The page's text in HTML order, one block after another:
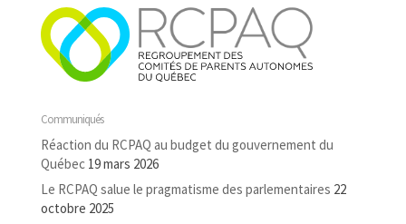
Communiqués
Réaction du RCPAQ au budget du gouvernement du
Québec 19 mars 2026
Le RCPAQ salue le pragmatisme des parlementaires 22
octobre 2025